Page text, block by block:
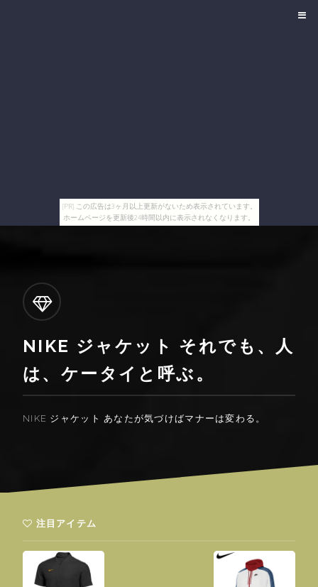
[PR] この広告は3ヶ月以上更新がないため表示されています。
ホームページを更新後24時間以内に表示されなくなります。
NIKE ジャケット それでも、人
は、ケータイと呼ぶ。
NIKE ジャケット あなたが気づけばマナーは変わる。
注目アイテム